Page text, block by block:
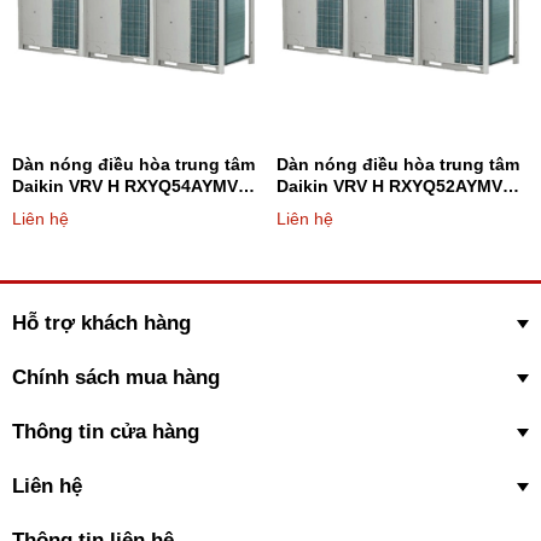
Cải tiến công nghệ phần cứng
*Máy nén Xoắn Ốc (Scroll) thế hệ mới
thấp
*Cơ chế kiểm soát áp suất ngược
Dàn nóng điều hòa trung tâm
Daikin VRV H RXYQ54AYMV
54HP 2 chiều
Liên hệ
Dàn nóng điều hòa trung tâm
Daikin VRV H RXYQ52AYMV
52HP 2 chiều
Liên hệ
Hỗ trợ khách hàng
Chính sách mua hàng
Thông tin cửa hàng
Liên hệ